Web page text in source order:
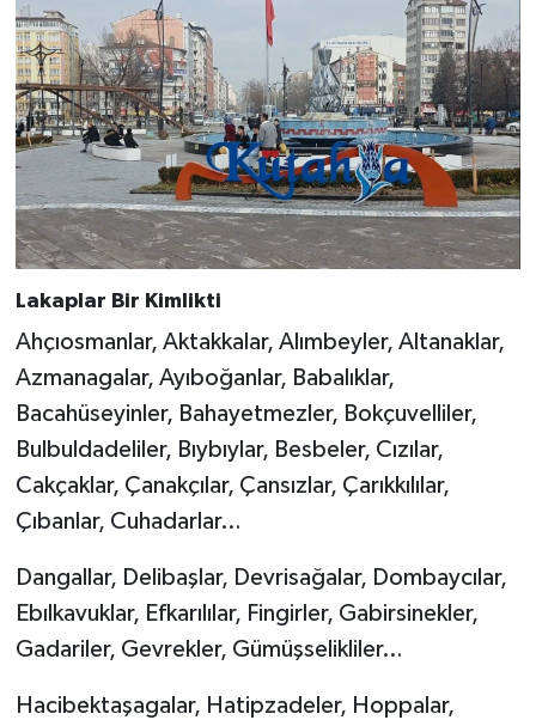
Lakaplar Bir Kimlikti
Ahçıosmanlar, Aktakkalar, Alımbeyler, Altanaklar,
Azmanagalar, Ayıboğanlar, Babalıklar,
Bacahüseyinler, Bahayetmezler, Bokçuvelliler,
Bulbuldadeliler, Bıybıylar, Besbeler, Cızılar,
Cakçaklar, Çanakçılar, Çansızlar, Çarıkkılılar,
Çıbanlar, Cuhadarlar…
Dangallar, Delibaşlar, Devrisağalar, Dombaycılar,
Ebılkavuklar, Efkarılılar, Fingirler, Gabirsinekler,
Gadariler, Gevrekler, Gümüşselikliler…
Hacibektaşagalar, Hatipzadeler, Hoppalar,